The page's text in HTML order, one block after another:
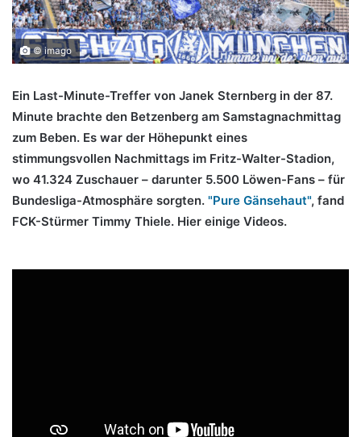
© imago
Ein Last-Minute-Treffer von Janek Sternberg in der 87.
Minute brachte den Betzenberg am Samstagnachmittag
zum Beben. Es war der Höhepunkt eines
stimmungsvollen Nachmittags im Fritz-Walter-Stadion,
wo 41.324 Zuschauer – darunter 5.500 Löwen-Fans – für
Bundesliga-Atmosphäre sorgten. "Pure Gänsehaut", fand
FCK-Stürmer Timmy Thiele. Hier einige Videos.